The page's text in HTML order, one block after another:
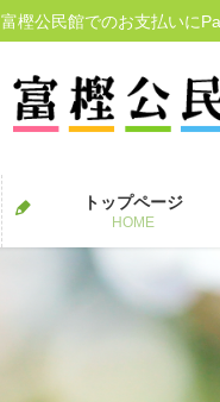
富樫公民館でのお支払いに
トップページ
HOME